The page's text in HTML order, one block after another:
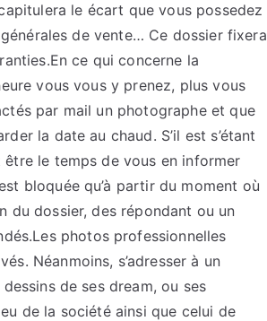
le écart que vous possedez
de vente… Ce dossier fixera
ce qui concerne la
vous vous y prenez, plus vous
par mail un photographe et que
la date au chaud. S’il est s’étant
le temps de vous en informer
bloquée qu’à partir du moment où
du dossier, des répondant ou un
photos professionnelles
Néanmoins, s’adresser à un
de ses dream, ou ses
de la société ainsi que celui de